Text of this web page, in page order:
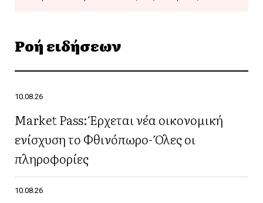
Ροή ειδήσεων
10.08.26
Market Pass: Έρχεται νέα οικονομική
ενίσχυση το Φθινόπωρο- Όλες οι
πληροφορίες
10.08.26